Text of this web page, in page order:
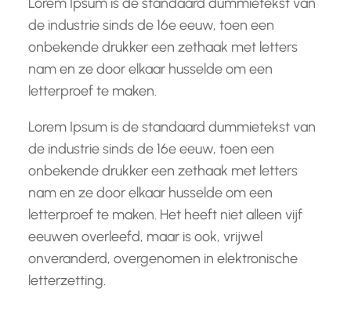
Lorem Ipsum is de standaard dummietekst van
de industrie sinds de 16e eeuw, toen een
onbekende drukker een zethaak met letters
nam en ze door elkaar husselde om een
letterproef te maken.
Lorem Ipsum is de standaard dummietekst van
de industrie sinds de 16e eeuw, toen een
onbekende drukker een zethaak met letters
nam en ze door elkaar husselde om een
letterproef te maken. Het heeft niet alleen vijf
eeuwen overleefd, maar is ook, vrijwel
onveranderd, overgenomen in elektronische
letterzetting.